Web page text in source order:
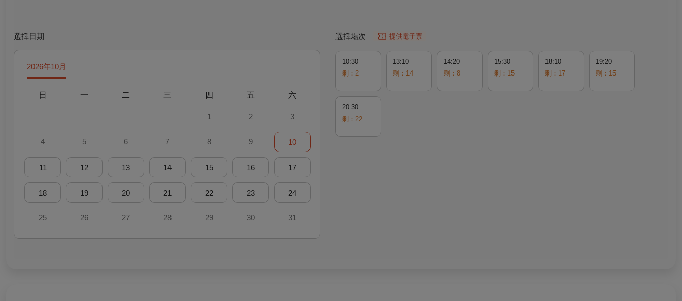
選擇日期
2026年10月
日 一 二 三 四 五 六
1 2 3
4 5 6 7 8 9 10
11 12 13 14 15 16 17
18 19 20 21 22 23 24
25 26 27 28 29 30 31
選擇場次 提供電子票
10:30
剩：2
13:10
剩：14
14:20
剩：8
15:30
剩：15
18:10
剩：17
19:20
剩：15
20:30
剩：22